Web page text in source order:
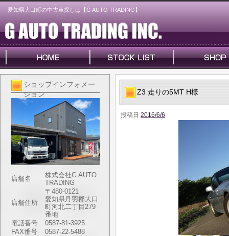
愛知県大口町の中古車探しは【G AUTO TRADING】
ショップインフォメー
ション
店舗名
株式会社G AUTO
TRADING
店舗住所
〒480-0121
愛知県丹羽郡大口
町河北二丁目279
番地
電話番号
0587-81-3925
FAX番号
0587-22-5488
Z3 走りの5MT H様
投稿日 2016/6/6